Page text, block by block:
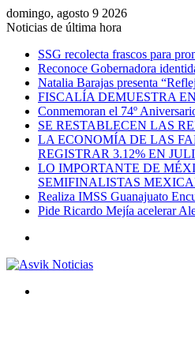
domingo, agosto 9 2026
Noticias de última hora
SSG recolecta frascos para
Reconoce Gobernadora
Natalia Barajas presenta
FISCALÍA DEMUESTRA
Conmemoran el 74º
SE RESTABLECEN LAS
LA ECONOMÍA DE LAS
REGISTRAR 3.12% EN
LO IMPORTANTE DE
SEMIFINALISTAS
Realiza IMSS Guanajuato
Pide Ricardo Mejía acelerar